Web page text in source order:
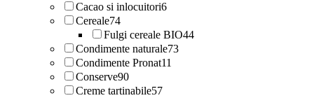
Cacao si inlocuitori6
Cereale74
Fulgi cereale BIO44
Condimente naturale73
Condimente Pronat11
Conserve90
Creme tartinabile57